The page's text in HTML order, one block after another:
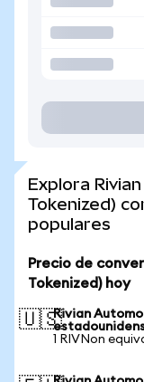
Explora
Tokenized)
populares
Precio de
Tokenized) hoy
🇺🇸Rivian
1 RIVNon